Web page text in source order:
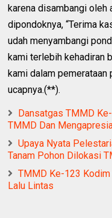
karena disambangi oleh
dipondoknya, “Terima
udah menyambangi
kami terlebih kehadiran
kami dalam pemerataan
ucapnya.(**).
Dansatgas TMMD
TMMD Dan
Upaya Nyata
Tanam Pohon Dilokasi
TMMD Ke-123
Lalu Lintas